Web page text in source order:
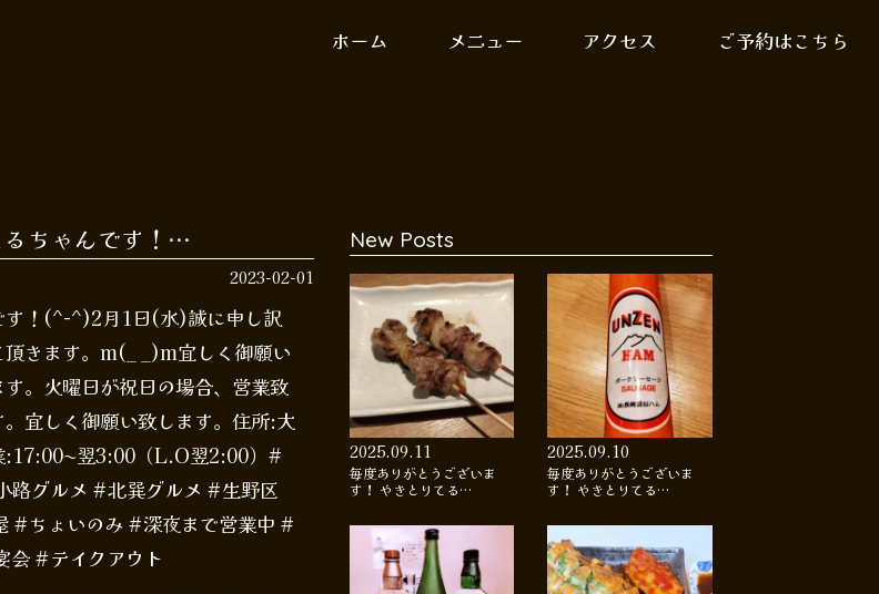
ホーム メニュー アクセス ご予約はこちら
るちゃんです！…
2023-02-01
す！(^-^)2月1日(水)誠に申し訳
きます。m(_ _)m宜しく御願い
。火曜日が祝日の場合、営業致
宜しく御願い致します。住所:大
〜翌3:00（L.O翌2:00）#
グルメ #北巽グルメ #生野区
#ちょいのみ #深夜まで営業中 #
#テイクアウト
New Posts
2025.09.11
毎度ありがとうございま
す！ やきとりてる…
2025.09.10
毎度ありがとうございま
す！ やきとりてる…